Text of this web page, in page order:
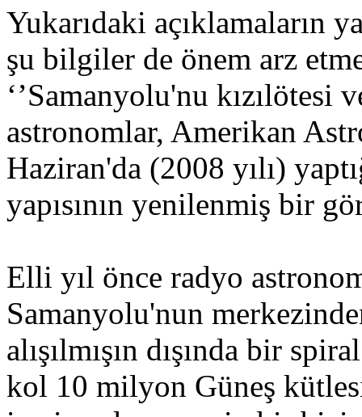
Yukarıdaki açıklamaların
şu bilgiler de önem arz
‘’Samanyolu'nu kızılötesi
astronomlar, Amerikan
Haziran'da (2008 yılı)
yapısının yenilenmiş bir
Elli yıl önce radyo
Samanyolu'nun
alışılmışın dışında bir
kol 10 milyon Güneş kütlesi